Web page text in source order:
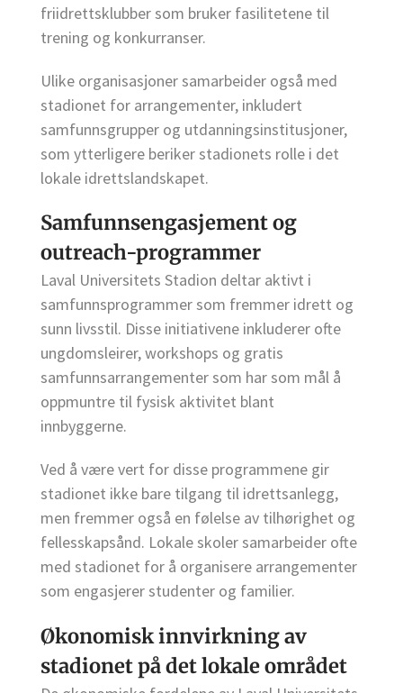
friidrettsklubber som bruker fasilitetene til
trening og konkurranser.
Ulike organisasjoner samarbeider også med
stadionet for arrangementer, inkludert
samfunnsgrupper og utdanningsinstitusjoner,
som ytterligere beriker stadionets rolle i det
lokale idrettslandskapet.
Samfunnsengasjement og
outreach-programmer
Laval Universitets Stadion deltar aktivt i
samfunnsprogrammer som fremmer idrett og
sunn livsstil. Disse initiativene inkluderer ofte
ungdomsleirer, workshops og gratis
samfunnsarrangementer som har som mål å
oppmuntre til fysisk aktivitet blant
innbyggerne.
Ved å være vert for disse programmene gir
stadionet ikke bare tilgang til idrettsanlegg,
men fremmer også en følelse av tilhørighet og
fellesskapsånd. Lokale skoler samarbeider ofte
med stadionet for å organisere arrangementer
som engasjerer studenter og familier.
Økonomisk innvirkning av
stadionet på det lokale området